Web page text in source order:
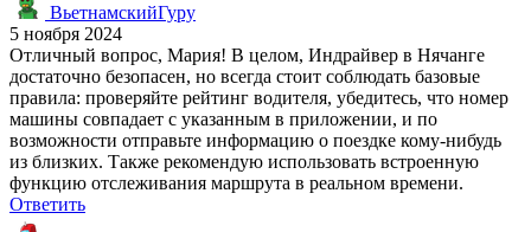
ВьетнамскийГуру
5 ноября 2024
Отличный вопрос, Мария! В целом, Индрайвер в Нячанге
достаточно безопасен, но всегда стоит соблюдать базовые
правила: проверяйте рейтинг водителя, убедитесь, что номер
машины совпадает с указанным в приложении, и по
возможности отправьте информацию о поездке кому-нибудь
из близких. Также рекомендую использовать встроенную
функцию отслеживания маршрута в реальном времени.
Ответить